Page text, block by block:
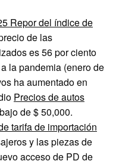
Repor del índice de
de las
es 56 por ciento
la pandemia (enero de
ha aumentado en
Precios de autos
de $ 50,000.
tarifa de importación
y las piezas de
acceso de PD de